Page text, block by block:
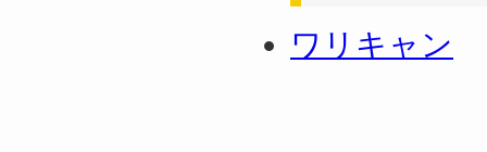
ワリキャン